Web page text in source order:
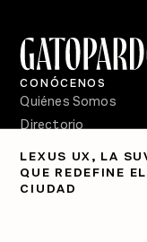
LEXUS UX, LA
QUE REDEFINE
CIUDAD
CONÓCENOS
Quiénes Somos
Directorio
PÓDCASTS
Semanario